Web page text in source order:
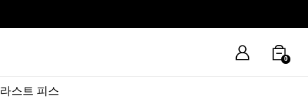
0
라스트 피스